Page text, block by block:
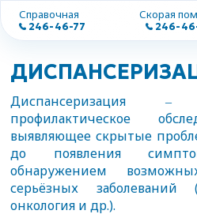
Справочная
246-46-77
Скорая
246-
Диспансеризация
профилактическое
выявляющее скрытые
до появления
обнаружением
серьёзных заболеваний
онкология и др.).